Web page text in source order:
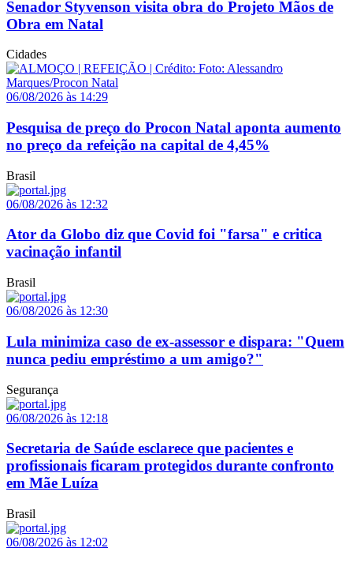
Senador Styvenson visita obra do Projeto Mãos de
Obra em Natal
Cidades
06/08/2026 às 14:29
Pesquisa de preço do Procon Natal aponta aumento
no preço da refeição na capital de 4,45%
Brasil
06/08/2026 às 12:32
Ator da Globo diz que Covid foi "farsa" e critica
vacinação infantil
Brasil
06/08/2026 às 12:30
Lula minimiza caso de ex-assessor e dispara: "Quem
nunca pediu empréstimo a um amigo?"
Segurança
06/08/2026 às 12:18
Secretaria de Saúde esclarece que pacientes e
profissionais ficaram protegidos durante confronto
em Mãe Luíza
Brasil
06/08/2026 às 12:02